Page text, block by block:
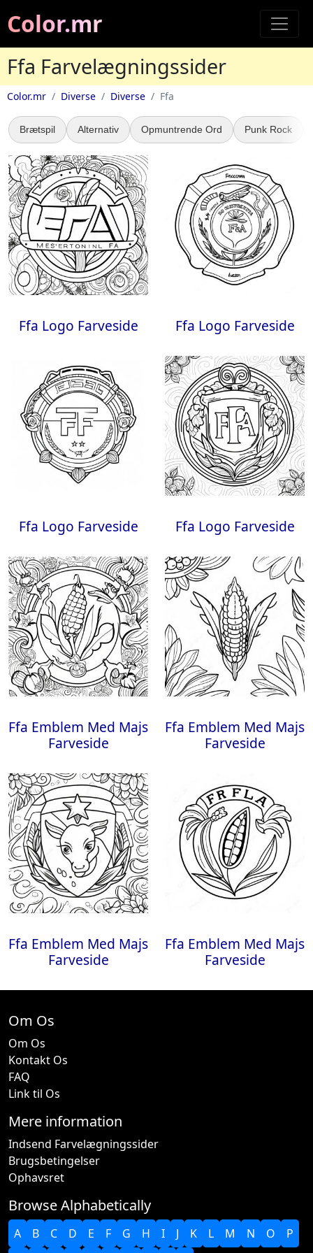
Color.mr
Ffa Farvelægningssider
Color.mr Diverse Diverse Ffa
Brætspil Alternativ Opmuntrende Ord Punk Rock
Ffa Logo Farveside Ffa Logo Farveside
Ffa Logo Farveside Ffa Logo Farveside
Ffa Emblem Med Majs
Farveside
Ffa Emblem Med Majs
Farveside
Ffa Emblem Med Majs
Farveside
Ffa Emblem Med Majs
Farveside
Om Os
Om Os
Kontakt Os
FAQ
Link til Os
Mere information
Indsend Farvelægningssider
Brugsbetingelser
Ophavsret
Browse Alphabetically
A B C D E F G H I J K L M N O P